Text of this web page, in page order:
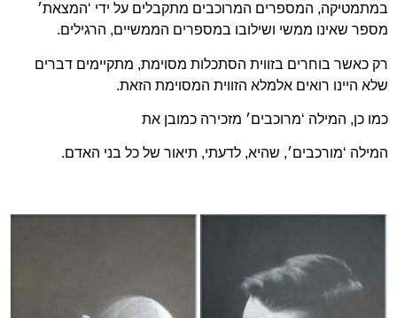
במתמטיקה, המספרים המרוכבים מתקבלים על ידי ‘המצאת׳
מספר שאינו ממשי ושילובו במספרים הממשיים, הרגילים.
רק כאשר בוחרים בזווית הסתכלות מסוימת, מתקיימים דברים
שלא היינו רואים אלמלא הזווית המסוימת הזאת.
כמו כן, המילה ‘מרוכבים׳ מזכירה כמובן את
המילה ‘מורכבים׳, שהיא, לדעתי, תיאור של כל בני האדם.